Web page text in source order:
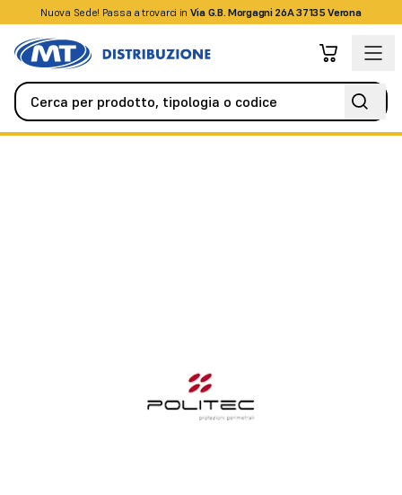
Nuova Sede! Passa a trovarci in Via G.B. Morgagni 26A 37135 Verona
+39045509826